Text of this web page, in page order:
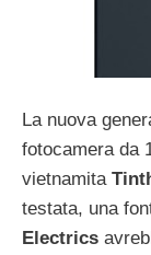
La nuova
fotocamera da
vietnamita
testata, una
Electrics